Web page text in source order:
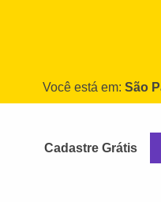
Você está em: São
Cadastre Grátis